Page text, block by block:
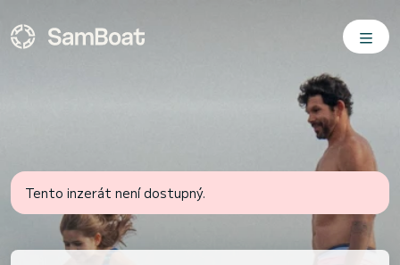
Tento inzerát není dostupný.